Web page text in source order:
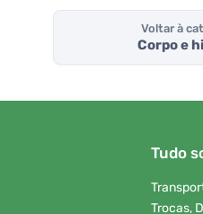
Voltar à
Corpo e
Tudo
Trocas,